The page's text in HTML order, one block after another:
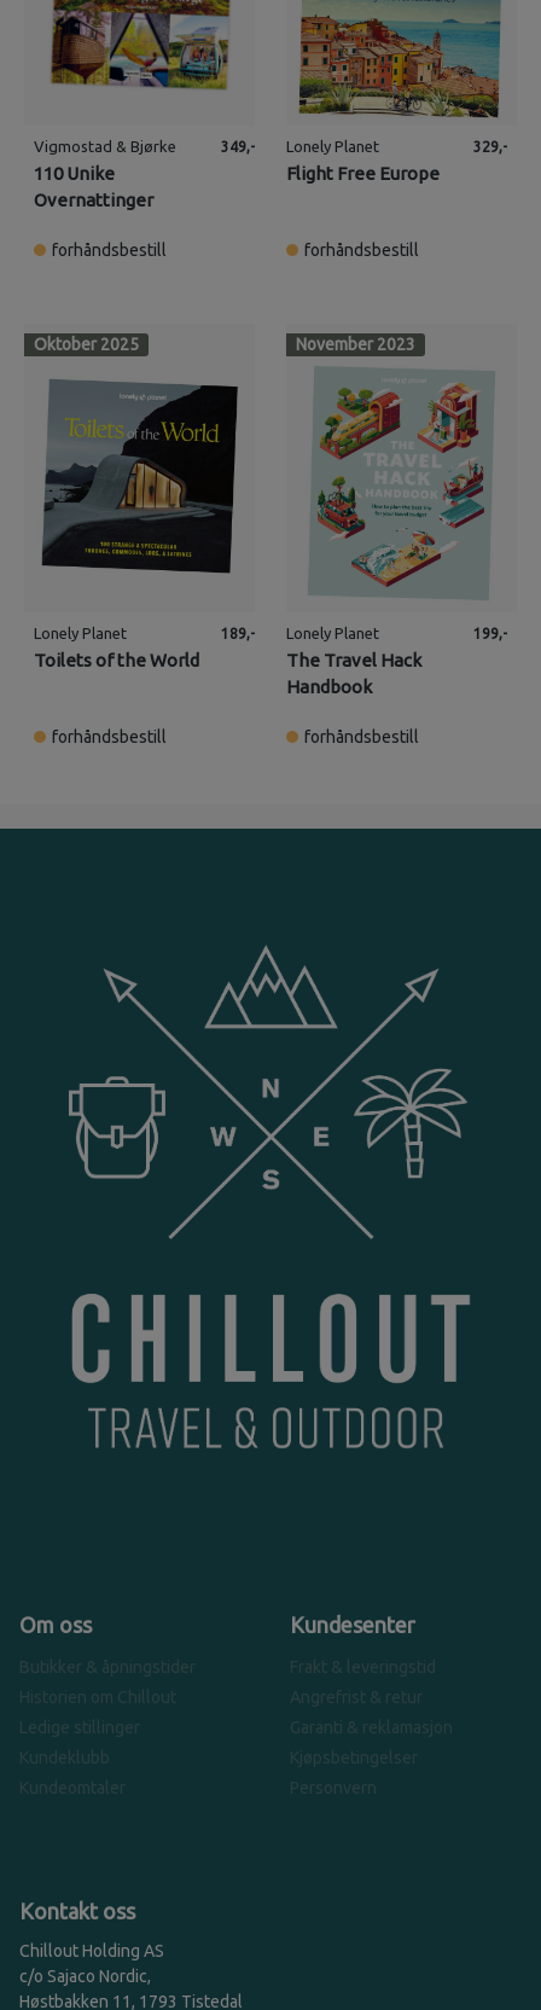
Vigmostad & Bjørke
110 Unike
Overnattinger
349,-
forhåndsbestill
Lonely Planet
Flight Free Europe
329,-
forhåndsbestill
Oktober 2025
Lonely Planet
Toilets of the World
189,-
forhåndsbestill
November 2023
Lonely Planet
The Travel Hack
Handbook
199,-
forhåndsbestill
Om oss
Butikker & åpningstider
Historien om Chillout
Ledige stillinger
Kundeklubb
Kundeomtaler
Kundesenter
Frakt & leveringstid
Angrefrist & retur
Garanti & reklamasjon
Kjøpsbetingelser
Personvern
Kontakt oss
Chillout Holding AS
c/o Sajaco Nordic,
Høstbakken 11, 1793 Tistedal